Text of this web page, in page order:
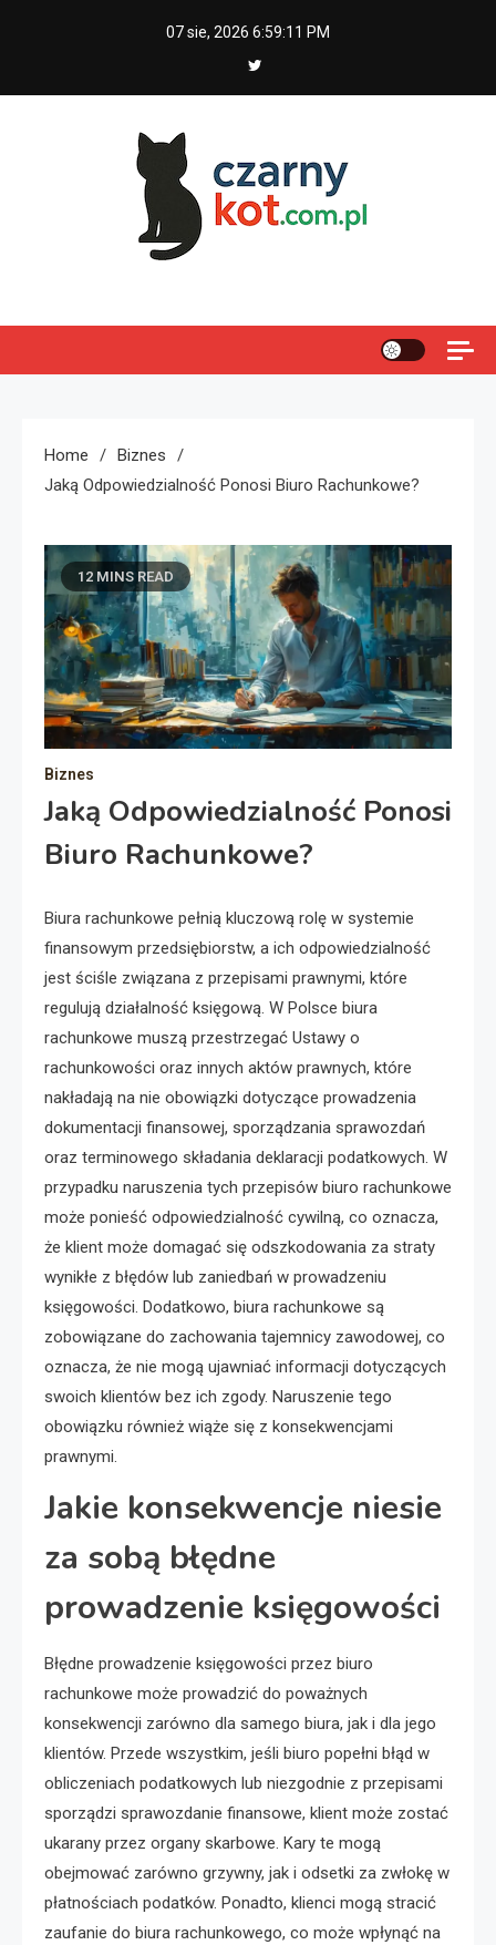
07 sie, 2026 6:59:12 PM
Home
Biznes
Jaką Odpowiedzialność Ponosi Biuro Rachunkowe?
12 MINS READ
Biznes
Jaką Odpowiedzialność Ponosi
Biuro Rachunkowe?
Biura rachunkowe pełnią kluczową rolę w systemie
finansowym przedsiębiorstw, a ich odpowiedzialność
jest ściśle związana z przepisami prawnymi, które
regulują działalność księgową. W Polsce biura
rachunkowe muszą przestrzegać Ustawy o
rachunkowości oraz innych aktów prawnych, które
nakładają na nie obowiązki dotyczące prowadzenia
dokumentacji finansowej, sporządzania sprawozdań
oraz terminowego składania deklaracji podatkowych. W
przypadku naruszenia tych przepisów biuro rachunkowe
może ponieść odpowiedzialność cywilną, co oznacza,
że klient może domagać się odszkodowania za straty
wynikłe z błędów lub zaniedbań w prowadzeniu
księgowości. Dodatkowo, biura rachunkowe są
zobowiązane do zachowania tajemnicy zawodowej, co
oznacza, że nie mogą ujawniać informacji dotyczących
swoich klientów bez ich zgody. Naruszenie tego
obowiązku również wiąże się z konsekwencjami
prawnymi.
Jakie konsekwencje niesie
za sobą błędne
prowadzenie księgowości
Błędne prowadzenie księgowości przez biuro
rachunkowe może prowadzić do poważnych
konsekwencji zarówno dla samego biura, jak i dla jego
klientów. Przede wszystkim, jeśli biuro popełni błąd w
obliczeniach podatkowych lub niezgodnie z przepisami
sporządzi sprawozdanie finansowe, klient może zostać
ukarany przez organy skarbowe. Kary te mogą
obejmować zarówno grzywny, jak i odsetki za zwłokę w
płatnościach podatków. Ponadto, klienci mogą stracić
zaufanie do biura rachunkowego, co może wpłynąć na